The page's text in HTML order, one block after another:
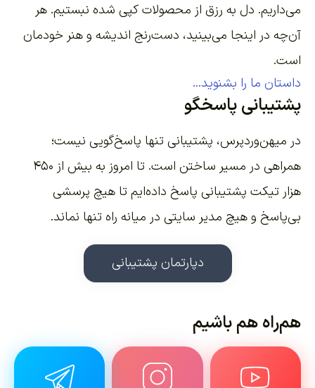
می‌داریم. دل به رزق از محصولات کپی شده نبستیم. هر
آن‌چه در اینجا می‌بینید، دست‌رنج اندیشه و هنر خودمان
است.
داستان ما را بشنوید...
پشتیبانی پاسخگو
در میهن‌وردپرس، پشتیبانی تنها پاسخ‌گویی نیست؛
همراهی در مسیر ساختن است. تا امروز به بیش از ۴۵۰
هزار تیکت پشتیبانی پاسخ داده‌ایم تا هیچ پرسشی
بی‌پاسخ و هیچ مدیر سایتی در میانه راه تنها نماند.
دپارتمان پشتیبانی
هم‌راه هم باشیم